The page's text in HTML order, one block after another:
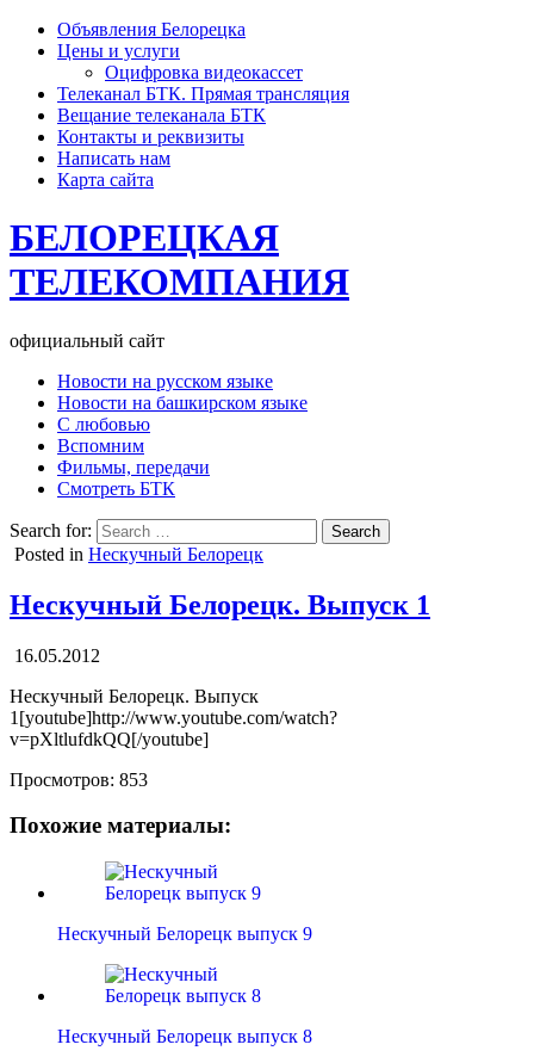
Объявления Белорецка
Цены и услуги
Оцифровка видеокассет
Телеканал БТК. Прямая трансляция
Вещание телеканала БТК
Контакты и реквизиты
Написать нам
Карта сайта
БЕЛОРЕЦКАЯ
ТЕЛЕКОМПАНИЯ
официальный сайт
Новости на русском языке
Новости на башкирском языке
С любовью
Вспомним
Фильмы, передачи
Смотреть БТК
Search for:
Posted in Нескучный Белорецк
Нескучный Белорецк. Выпуск 1
16.05.2012
Нескучный Белорецк. Выпуск
1[youtube]http://www.youtube.com/watch?
v=pXltlufdkQQ[/youtube]
Просмотров: 853
Похожие материалы:
Нескучный Белорецк выпуск 9
Нескучный Белорецк выпуск 8